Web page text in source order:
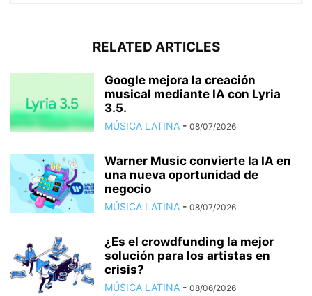
RELATED ARTICLES
Google mejora la creación
musical mediante IA con Lyria
3.5.
MÚSICA LATINA - 08/07/2026
Warner Music convierte la IA en
una nueva oportunidad de
negocio
MÚSICA LATINA - 08/07/2026
¿Es el crowdfunding la mejor
solución para los artistas en
crisis?
MÚSICA LATINA - 08/06/2026